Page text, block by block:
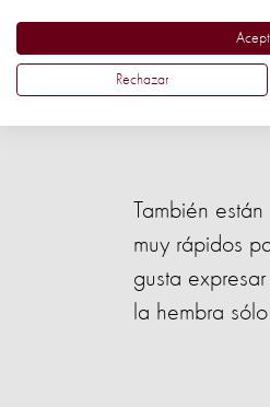
También
muy rápidos
gusta
la hembra
Rechazar